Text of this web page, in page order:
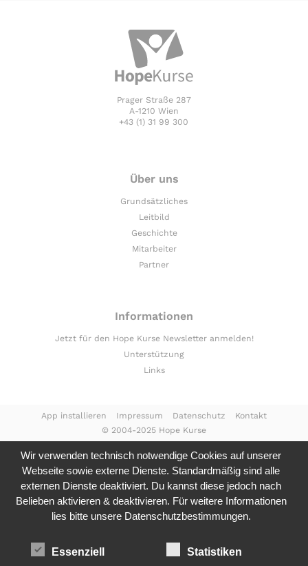
Prager Straße 287
A-1210 Wien
+43 (1) 31 99 300
Über uns
Grundsätzliches
Leitbild
Geschichte
Mitarbeiter
Partner
Informationen
Jetzt für den Hope Kurse Newsletter anmelden!
Unterstützung
Links
© 2004-2025 Hope Kurse
App installieren Impressum Datenschutz Kontakt
Wir verwenden technisch notwendige Cookies auf unserer
Webseite sowie externe Dienste. Standardmäßig sind alle
externen Dienste deaktiviert. Du kannst diese jedoch nach
Belieben aktivieren & deaktivieren. Für weitere Informationen
lies bitte unsere Datenschutzbestimmungen.
Essenziell Statistiken